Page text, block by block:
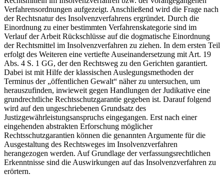
Verfahrensordnungen aufgezeigt. Anschließend wird die Frage nach
der Rechtsnatur des Insolvenzverfahrens ergründet. Durch die
Einordnung zu einer bestimmten Verfahrenskategorie sind im
Verlauf der Arbeit Rückschlüsse auf die dogmatische Einordnung
der Rechtsmittel im Insolvenzverfahren zu ziehen. In dem ersten Teil
erfolgt des Weiteren eine vertiefte Auseinandersetzung mit Art. 19
Abs. 4 S. 1 GG, der den Rechtsweg zu den Gerichten garantiert.
Dabei ist mit Hilfe der klassischen Auslegungsmethoden der
Terminus der „öffentlichen Gewalt“ näher zu untersuchen, um
herauszufinden, inwieweit gegen Handlungen der Judikative eine
grundrechtliche Rechtsschutzgarantie gegeben ist. Darauf folgend
wird auf den ungeschriebenen Grundsatz des
Justizgewährleistungsanspruchs eingegangen. Erst nach einer
eingehenden abstrakten Erforschung möglicher
Rechtsschutzgarantien können die genannten Argumente für die
Ausgestaltung des Rechtsweges im Insolvenzverfahren
herangezogen werden. Auf Grundlage der verfassungsrechtlichen
Erkenntnisse sind die Auswirkungen auf das Insolvenzverfahren zu
erörtern.